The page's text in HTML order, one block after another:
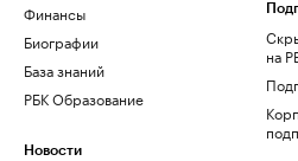
Финансы
Биографии
База знаний
РБК Образование
Новости
на